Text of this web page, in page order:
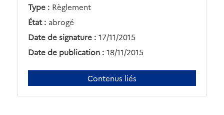
Type : Règlement
État : abrogé
Date de signature : 17/11/2015
Date de publication : 18/11/2015
Contenus liés